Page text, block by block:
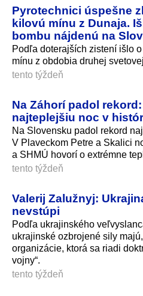
Pyrotechnici úspešne
kilovú mínu z Dunaja.
bombu nájdenú na
Podľa doterajších zistení išlo
mínu z obdobia druhej
tento týždeň
Na Záhorí padol
najteplejšiu noc v
Na Slovensku padol rekord
V Plaveckom Petre a Skalici
a SHMÚ hovorí o extrémne
tento týždeň
Valerij Zalužnyj:
nevstúpi
Podľa ukrajinského
ukrajinské ozbrojené sily
organizácie, ktorá sa riadi
vojny“.
tento týždeň